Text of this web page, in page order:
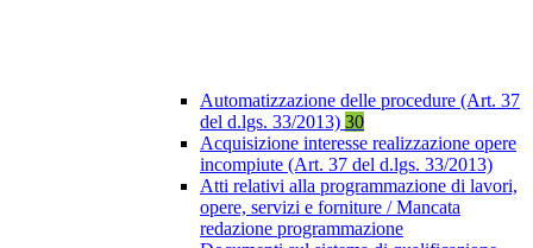
Automatizzazione delle procedure (Art. 37
del d.lgs. 33/2013) 30
Acquisizione interesse realizzazione opere
incompiute (Art. 37 del d.lgs. 33/2013)
Atti relativi alla programmazione di lavori,
opere, servizi e forniture / Mancata
redazione programmazione